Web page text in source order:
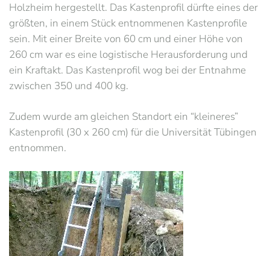
Holzheim hergestellt. Das Kastenprofil dürfte eines der
größten, in einem Stück entnommenen Kastenprofile
sein. Mit einer Breite von 60 cm und einer Höhe von
260 cm war es eine logistische Herausforderung und
ein Kraftakt. Das Kastenprofil wog bei der Entnahme
zwischen 350 und 400 kg.
Zudem wurde am gleichen Standort ein “kleineres”
Kastenprofil (30 x 260 cm) für die Universität Tübingen
entnommen.